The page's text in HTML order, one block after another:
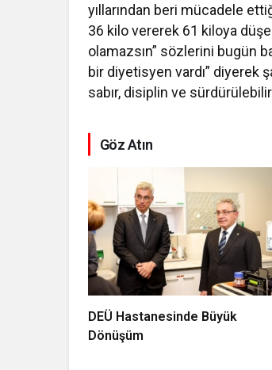
yıllarından beri mücadele
36 kilo vererek 61 kiloya
olamazsın” sözlerini bugün
bir diyetisyen vardı” diyerek
sabır, disiplin ve sürdürülebilir
Göz Atın
DEÜ Hastanesinde Büyük
Dönüşüm